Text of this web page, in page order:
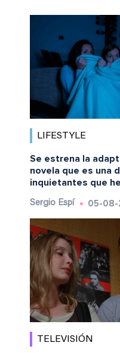
LIFESTYLE
Se estrena la
novela que es una
inquietantes que
Sergio Espí 05-08-
TELEVISIÓN